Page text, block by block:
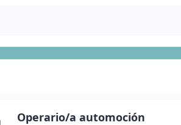
Operario/a automoción